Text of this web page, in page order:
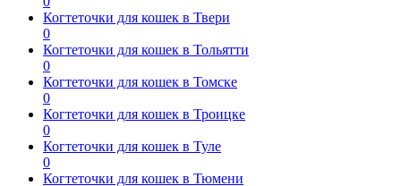
Когтеточки для кошек в Твери
0
Когтеточки для кошек в Тольятти
0
Когтеточки для кошек в Томске
0
Когтеточки для кошек в Троицке
0
Когтеточки для кошек в Туле
0
Когтеточки для кошек в Тюмени